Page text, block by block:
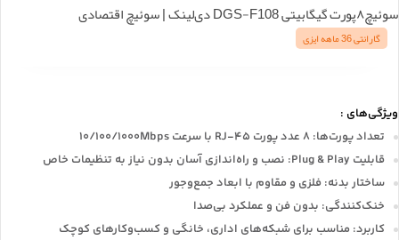
سوئیچ۸پورت گیگابیتی DGS-F108 دی‌لینک | سوئیچ اقتصادی
گارانتی 36 ماهه ایزی
ویژگی‌های :
تعداد پورت‌ها: ۸ عدد پورت RJ-45 با سرعت 10/100/1000Mbps
قابلیت Plug & Play: نصب و راه‌اندازی آسان بدون نیاز به تنظیمات خاص
ساختار بدنه: فلزی و مقاوم با ابعاد جمع‌وجور
خنک‌کنندگی: بدون فن و عملکرد بی‌صدا
کاربرد: مناسب برای شبکه‌های اداری، خانگی و کسب‌وکارهای کوچک